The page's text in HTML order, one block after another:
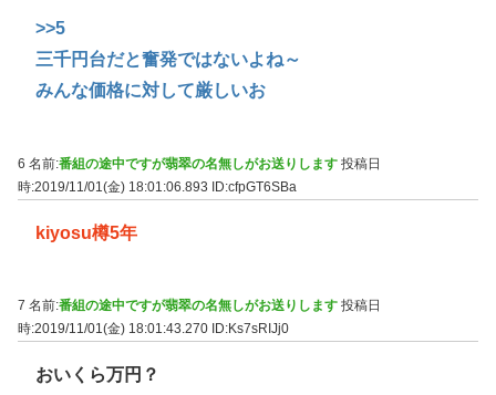
>>5
三千円台だと奮発ではないよね～
みんな価格に対して厳しいお
6 名前:番組の途中ですが翡翠の名無しがお送りします 投稿日
時:2019/11/01(金) 18:01:06.893 ID:cfpGT6SBa
kiyosu樽5年
7 名前:番組の途中ですが翡翠の名無しがお送りします 投稿日
時:2019/11/01(金) 18:01:43.270 ID:Ks7sRIJj0
おいくら万円？